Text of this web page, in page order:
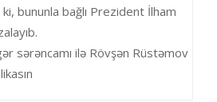
bununla bağlı Prezident İlham
sərəncamı ilə Rövşən Rüstəmov